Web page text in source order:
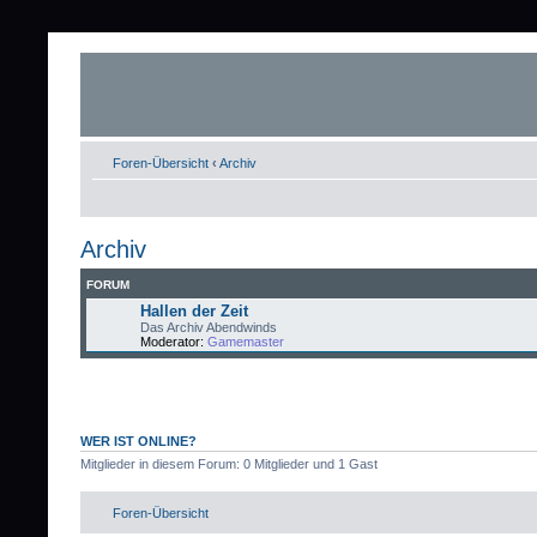
Foren-Übersicht ‹ Archiv
Archiv
FORUM
Hallen der Zeit
Das Archiv Abendwinds
Moderator: Gamemaster
WER IST ONLINE?
Mitglieder in diesem Forum: 0 Mitglieder und 1 Gast
Foren-Übersicht